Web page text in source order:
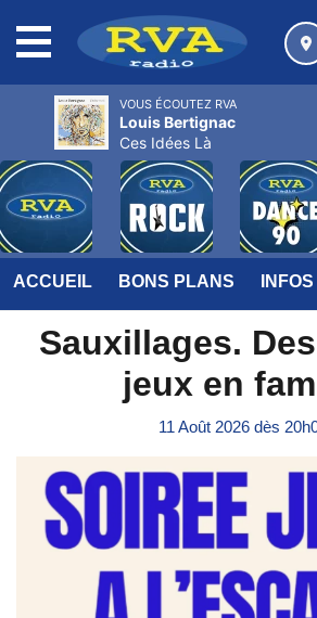
ACCUEIL BONS PLANS INFOS
Sauxillages.
jeux en
11 Août 2026 dès
VOUS ÉCOUTEZ RVA
Louis Bertignac
Ces Idées Là